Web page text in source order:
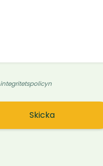
integritetspolicyn
Skicka